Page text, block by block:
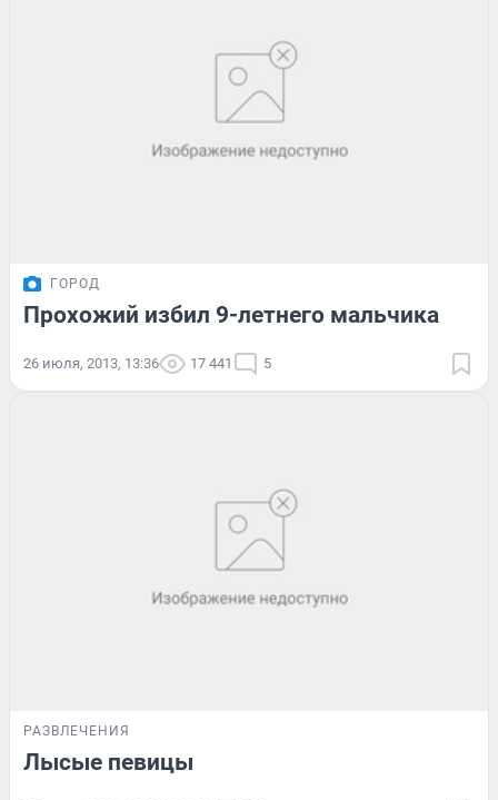
ГОРОД
Прохожий избил 9-летнего мальчика
26 июля, 2013, 13:36 17 441 5
РАЗВЛЕЧЕНИЯ
Лысые певицы